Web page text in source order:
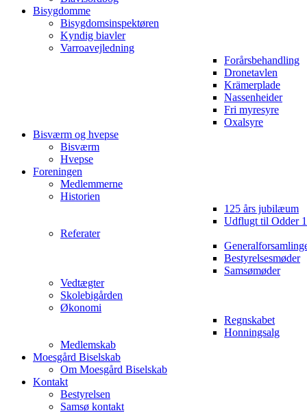
Bisygdomme
Bisygdomsinspektøren
Kyndig biavler
Varroavejledning
Forårsbehandling
Dronetavlen
Krämerplade
Nassenheider
Fri myresyre
Oxalsyre
Bisværm og hvepse
Bisværm
Hvepse
Foreningen
Medlemmerne
Historien
125 års jubilæum
Udflugt til Odder
Referater
Bestyrelsesmøder
Samsømøder
Vedtægter
Skolebigården
Økonomi
Regnskabet
Honningsalg
Medlemskab
Moesgård Biselskab
Om Moesgård Biselskab
Kontakt
Bestyrelsen
Samsø kontakt